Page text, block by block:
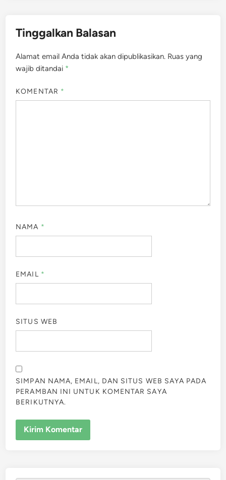
Tinggalkan Balasan
Alamat email Anda tidak akan dipublikasikan. Ruas yang
wajib ditandai *
KOMENTAR *
NAMA *
EMAIL *
SITUS WEB
SIMPAN NAMA, EMAIL, DAN SITUS WEB SAYA PADA
PERAMBAN INI UNTUK KOMENTAR SAYA
BERIKUTNYA.